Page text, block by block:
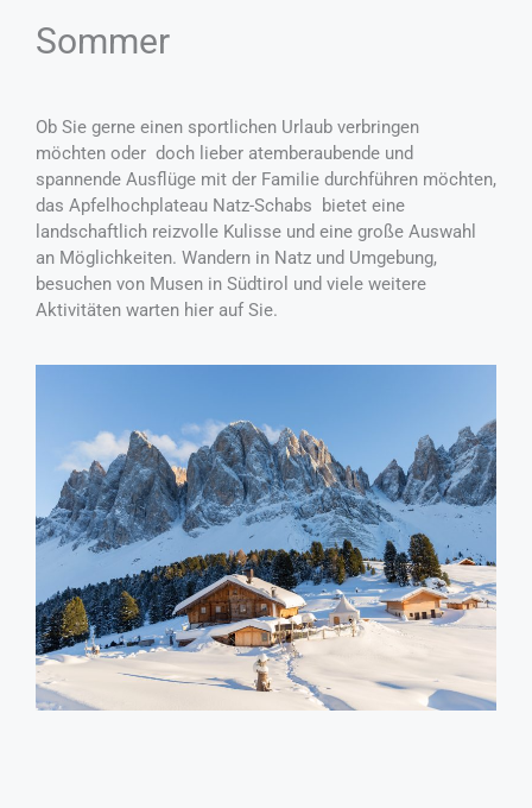
Sommer
Ob Sie gerne einen sportlichen Urlaub verbringen
möchten oder doch lieber atemberaubende und
spannende Ausflüge mit der Familie durchführen möchten,
das Apfelhochplateau Natz-Schabs bietet eine
landschaftlich reizvolle Kulisse und eine große Auswahl
an Möglichkeiten. Wandern in Natz und Umgebung,
besuchen von Musen in Südtirol und viele weitere
Aktivitäten warten hier auf Sie.